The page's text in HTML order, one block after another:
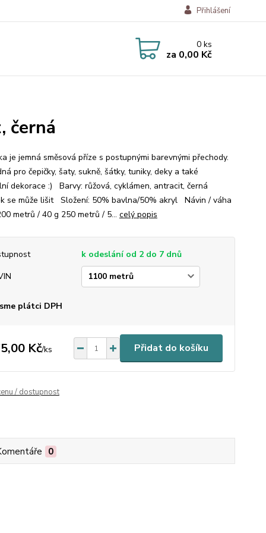
Přihlášení
0ks
za 0,00 Kč
černá
je jemná směsová příze s postupnými barevnými přechody.
pro čepičky, šaty, sukně, šátky, tuniky, deky a také
dekorace :) Barvy: růžová, cyklámen, antracit, černá
se může lišit Složení: 50% bavlna/50% akryl Návin / váha
metrů / 40 g 250 metrů / 5... celý popis
k odeslání od 2 do 7 dnů
plátci DPH
Kč/ks Přidat do košíku
/ dostupnost
0